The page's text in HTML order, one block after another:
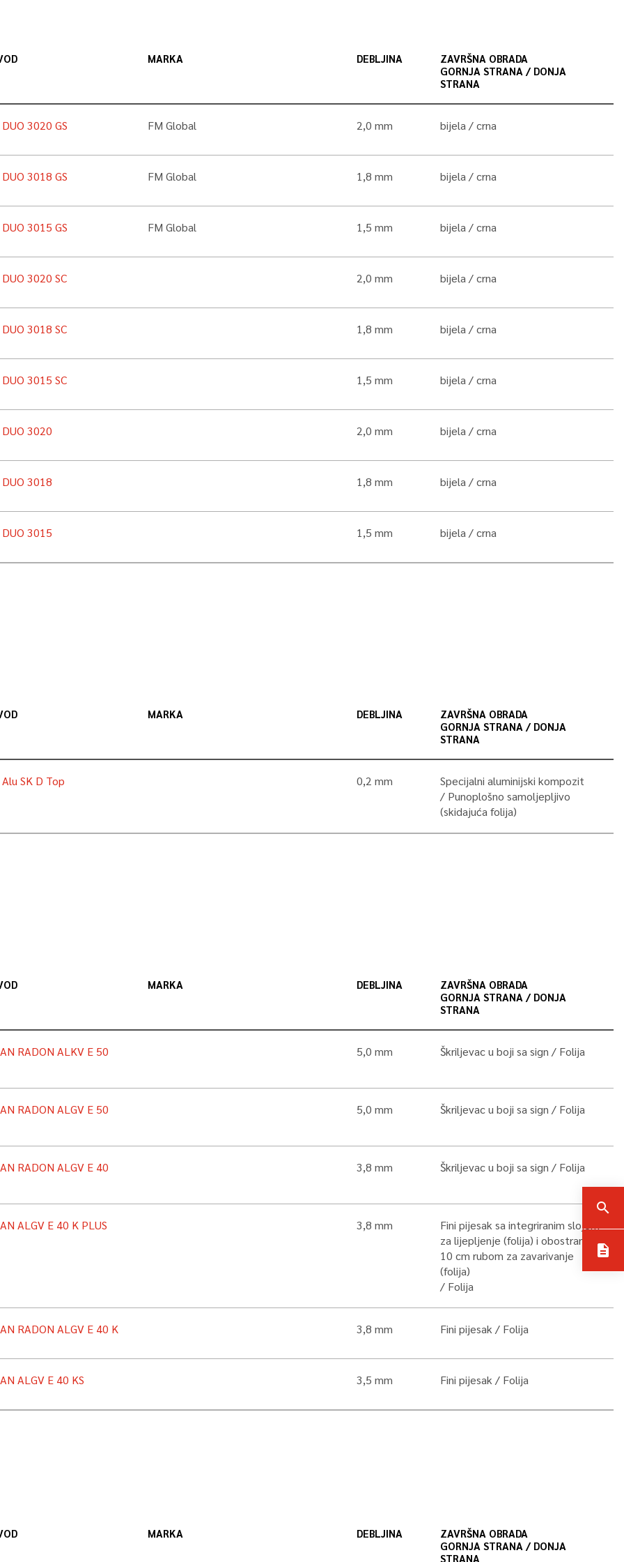
search
description
MARKA DEBLJINA
ZAVRŠNA OBRADA
GORNJA STRANA / DONJA
STRANA
3020 GS FM Global 2,0 mm bijela crna
3018 GS FM Global 1,8 mm bijela crna
3015 GS FM Global 1,5 mm bijela crna
3020 SC 2,0 mm bijela crna
3018 SC 1,8 mm bijela crna
3015 SC 1,5 mm bijela crna
3020 2,0 mm bijela crna
3018 1,8 mm bijela crna
3015 1,5 mm bijela crna
MARKA DEBLJINA
ZAVRŠNA OBRADA
GORNJA STRANA / DONJA
STRANA
SK D Top 0,2 mm
Specijalni aluminijski kompozit
Punoplošno samoljepljivo
(skidajuća folija)
MARKA DEBLJINA
ZAVRŠNA OBRADA
GORNJA STRANA / DONJA
STRANA
RADON ALKV E 50
5,0 mm Škriljevac u boji sa sign Folija
RADON ALGV E 50
5,0 mm Škriljevac u boji sa sign Folija
RADON ALGV E 40
3,8 mm Škriljevac u boji sa sign Folija
ALGV E 40 K PLUS 3,8 mm
Fini pijesak sa integriranim slojem
za lijepljenje (folija) i obostranim
10 cm rubom za zavarivanje
(folija)
Folija
RADON ALGV E 40 K 3,8 mm Fini pijesak Folija
ALGV E 40 KS 3,5 mm Fini pijesak Folija
MARKA DEBLJINA
ZAVRŠNA OBRADA
GORNJA STRANA / DONJA
STRANA